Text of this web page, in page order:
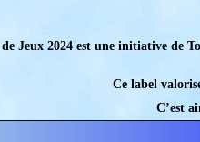
Jeux 2024 est une initiative de
Ce label
C’est